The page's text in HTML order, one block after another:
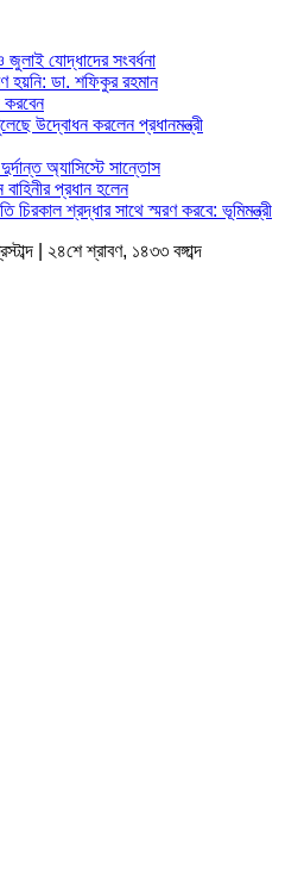
জুলাই যোদ্ধাদের সংবর্ধনা
হয়নি: ডা. শফিকুর রহমান
উদ্বোধন করলেন প্রধানমন্ত্রী
দুর্দান্ত অ্যাসিস্টে সান্তোস
বাহিনীর প্রধান হলেন
চিরকাল শ্রদ্ধার সাথে স্মরণ করবে: ভূমিমন্ত্রী
| ২৪শে শ্রাবণ, ১৪৩৩ বঙ্গাব্দ